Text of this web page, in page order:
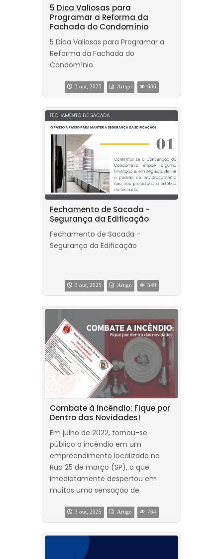
5 Dica Valiosas para
Programar a Reforma da
Fachada do Condomínio
5 Dica Valiosas para Programar a
Reforma da Fachada do
Condomínio
3 out, 2025 Artigo 686
Fechamento de Sacada -
Segurança da Edificação
Fechamento de Sacada -
Segurança da Edificação
3 out, 2025 Artigo 549
Combate à Incêndio: Fique por
Dentro das Novidades!
Em julho de 2022, tornou-se
público o incêndio em um
empreendimento localizado na
Rua 25 de março (SP), o que
imediatamente despertou em
muitos uma sensação de
3 out, 2025 Artigo 764